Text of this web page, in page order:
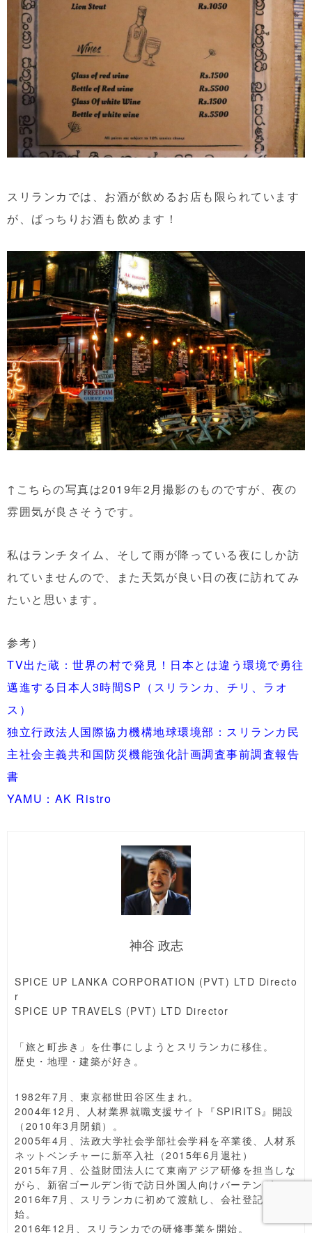
スリランカでは、お酒が飲めるお店も限られています
が、ばっちりお酒も飲めます！
↑こちらの写真は2019年2月撮影のものですが、夜の
雰囲気が良さそうです。
私はランチタイム、そして雨が降っている夜にしか訪
れていませんので、また天気が良い日の夜に訪れてみ
たいと思います。
参考）
TV出た蔵：世界の村で発見！日本とは違う環境で勇往
邁進する日本人3時間SP（スリランカ、チリ、ラオ
ス）
独立行政法人国際協力機構地球環境部：スリランカ民
主社会主義共和国防災機能強化計画調査事前調査報告
書
YAMU：AK Ristro
神谷 政志
SPICE UP LANKA CORPORATION (PVT) LTD Directo
r
SPICE UP TRAVELS (PVT) LTD Director
「旅と町歩き」を仕事にしようとスリランカに移住。
歴史・地理・建築が好き。
1982年7月、東京都世田谷区生まれ。
2004年12月、人材業界就職支援サイト『SPIRITS』開設
（2010年3月閉鎖）。
2005年4月、法政大学社会学部社会学科を卒業後、人材系
ネットベンチャーに新卒入社（2015年6月退社）
2015年7月、公益財団法人にて東南アジア研修を担当しな
がら、新宿ゴールデン街で訪日外国人向けバーテンダー。
2016年7月、スリランカに初めて渡航し、会社登記を開
始。
2016年12月、スリランカでの研修事業を開始。